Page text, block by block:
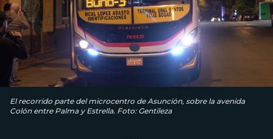
El recorrido parte del microcentro de Asunción, sobre la avenida
Colón entre Palma y Estrella. Foto: Gentileza